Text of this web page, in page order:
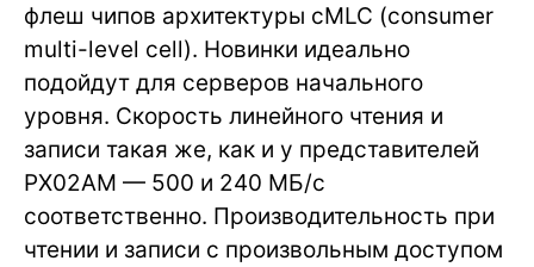
флеш чипов архитектуры сMLC (consumer
multi-level cell). Новинки идеально
подойдут для серверов начального
уровня. Скорость линейного чтения и
записи такая же, как и у представителей
PX02AM — 500 и 240 МБ/с
соответственно. Производительность при
чтении и записи с произвольным доступом